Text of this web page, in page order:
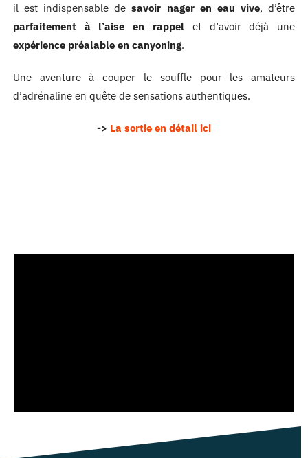
il est indispensable desavoir nager en eau vive, d’être
parfaitement à l’aise en rappel et d’avoir déjà une
expérience préalable en canyoning.
Une aventure à couper le souffle pour les amateurs
d’adrénaline en quête de sensations authentiques.
-> La sortie en détail ici